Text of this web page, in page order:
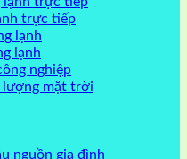
trực tiếp
lạnh
lạnh
nghiệp
lượng mặt trời
nguồn gia đình